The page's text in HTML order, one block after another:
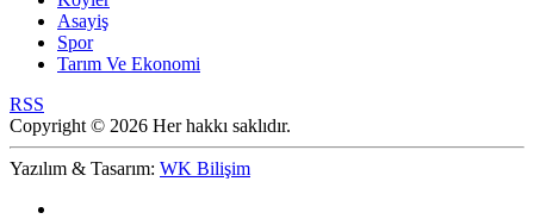
Asayiş
Spor
Tarım Ve Ekonomi
RSS
Copyright © 2026 Her hakkı saklıdır.
Yazılım & Tasarım: WK Bilişim